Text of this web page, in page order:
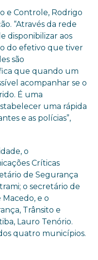
e Controle, Rodrigo
“Através da rede
disponibilizar aos
do efetivo que tiver
são
que quando um
acompanhar se o
É uma
uma rápida
e as polícias”,
o
Críticas
de Segurança
o secretário de
e o
Trânsito e
Lauro Tenório.
quatro municípios.